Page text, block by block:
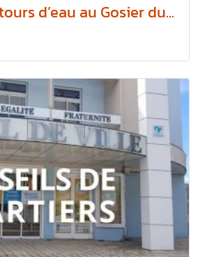
d’eau au Gosier du...